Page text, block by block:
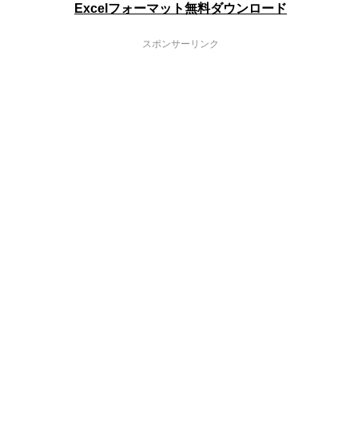
Excelフォーマット無料ダウンロード
スポンサーリンク